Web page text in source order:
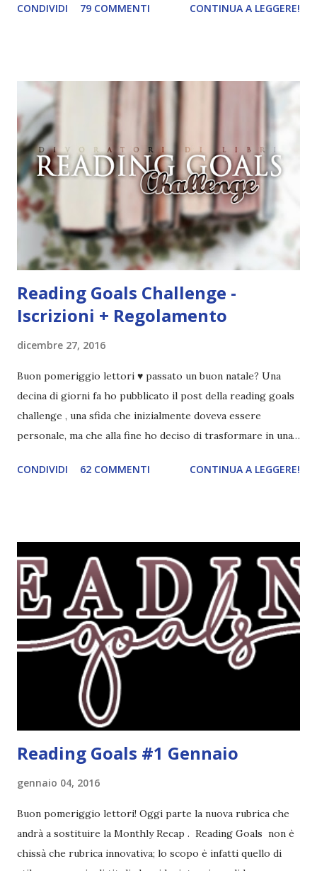
nuovo significava avere pazienza, pazienza e ancora
mezza. Anche la paura che non mi cagasse nessuno c'è
sempre stata, eh. Eppure alla fine mi decisi. Dovevo
pensare ad un nome originale e che ovviamente non fosse
già stato usato. Le prime parole che mi vennero in mente
furono " Divoratori di libri ". Controllai se fosse già stato
utilizzato e, quando vidi che non esistevano blog con lo
stesso nome, lo creai. Non ho mai avuto altri ripensamenti,
questo mi piacque sin da subito e ancora oggi sono fiera di
questa...
CONDIVIDI 79 COMMENTI CONTINUA A LEGGERE!
Reading Goals Challenge -
Iscrizioni + Regolamento
dicembre 27, 2016
Buon pomeriggio lettori ♥ passato un buon natale? Una
decina di giorni fa ho pubblicato il post della reading goals
challenge , una sfida che inizialmente doveva essere
personale, ma che alla fine ho deciso di trasformare in una
persone interessate. E quindi eccomi qui con il post delle
challenge un po' particolare perché ogni libro letto può
ricoprire più di un obiettivo. Riportandovi l'esempio che ho
fatto nell'altro post, se leggo un libro horror sulle sirene
scritto dal mio autore preferito, tecnicamente ho già
completato tre degli obiettivi della mia lista . Non importa
leggere 345.453.312 libri, ma maturare come lettore,
uscendo fuori dalla propria comfort zone. Come
partecipare Per partecipare non dovete fare altro che
CONDIVIDI 62 COMMENTI CONTINUA A LEGGERE!
Reading Goals #1 Gennaio
gennaio 04, 2016
Buon pomeriggio lettori! Oggi parte la nuova rubrica che
andrà a sostituire la Monthly Recap . Reading Goals non è
chissà che rubrica innovativa; lo scopo è infatti quello di